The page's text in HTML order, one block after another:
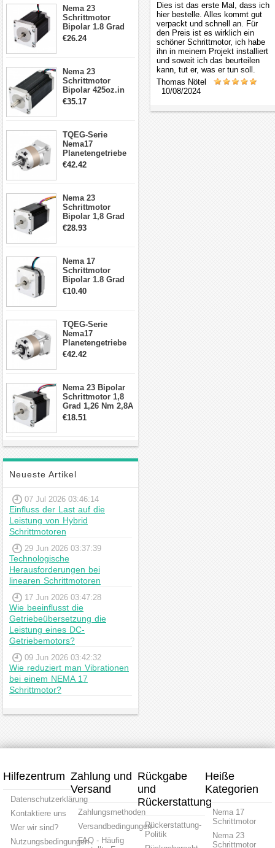
Nema 23
Schrittmotor
Bipolar 1.8 Grad
1.9Nm 3A 3.36V 4
€26.24
Nema 23
Schrittmotor
Bipolar 425oz.in
4.2A 57x57x114mm
€35.17
TQEG-Serie
Nema17
Planetengetriebe
5:1 Spiel 15Arc-
€42.42
Nema 23
Schrittmotor
Bipolar 1,8 Grad
2,83Nm 4 A 2,26V
€28.93
Nema 17
Schrittmotor
Bipolar 1.8 Grad
8.7Ncm 1A 3.5V 4
€10.40
TQEG-Serie
Nema17
Planetengetriebe
10:1 Spiel 15Arc-
€42.42
Nema 23 Bipolar
Schrittmotor 1,8
Grad 1,26 Nm 2,8A
2,5V 4 Drähte
€18.51
Neueste Artikel
07 Jul 2026 03:46:14
Einfluss der Last auf die
Leistung von Hybrid
Schrittmotoren
29 Jun 2026 03:37:39
Technologische
Herausforderungen bei
linearen Schrittmotoren
17 Jun 2026 03:47:28
Wie beeinflusst die
Getriebeübersetzung die
Leistung eines DC-
Getriebemotors?
09 Jun 2026 03:42:32
Wie reduziert man Vibrationen
bei einem NEMA 17
Schrittmotor?
Dies ist das erste Mal, dass ich
hier bestelle. Alles kommt gut
verpackt und schnell an. Für
den Preis ist es wirklich ein
schöner Schrittmotor, ich habe
ihn in meinem Projekt installiert
und soweit ich das beurteilen
kann, tut er, was er tun soll.
Thomas Nötel
10/08/2024
Hilfezentrum
Datenschutzerklärung
Kontaktiere uns
Wer wir sind?
Nutzungsbedingungen
Zahlung und
Versand
Zahlungsmethoden
Versandbedingungen
FAQ - Häufig
Rückgabe
und
Rückerstattung
Rückerstattung-
Politik
Heiße
Kategorien
Nema 17
Schrittmotor
Nema 23
Schrittmotor